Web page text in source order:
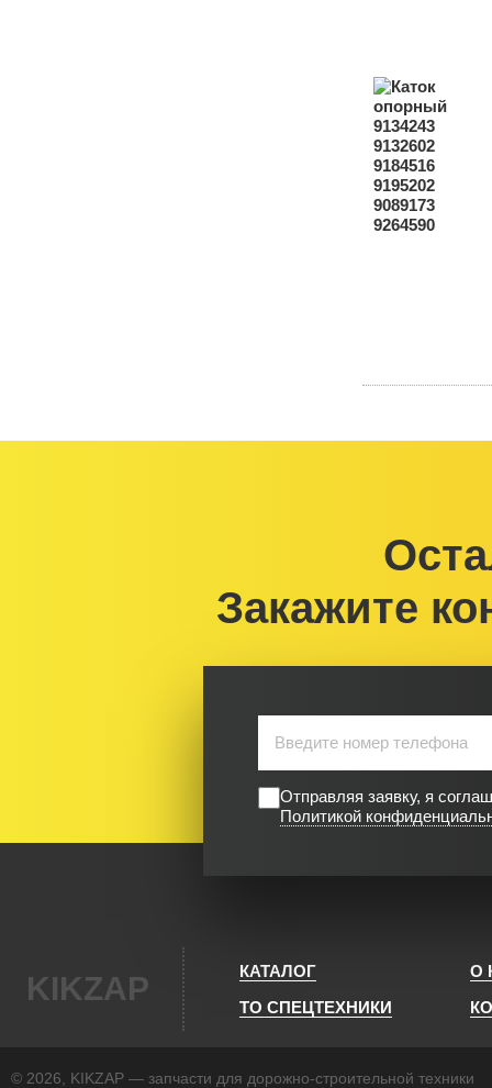
Закажите
Отправляя заявку, я
Политикой
KIKZAP КАТАЛОГ
О
ТО СПЕЦТЕХНИКИ
© 2026, KIKZAP — запчасти для дорожно-строительной техники